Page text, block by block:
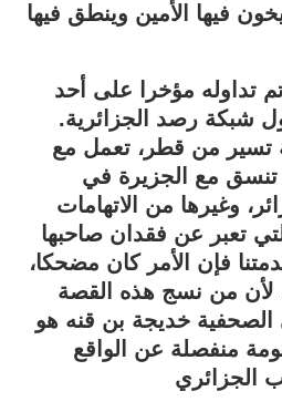
فيها الأمين وينطق فيها
تداوله مؤخرا على أحد
شبكة رصد الجزائرية.
تسير من قطر، تعمل مع
تنسق مع الجزيرة في
وغيرها من الاتهامات
تعبر عن فقدان صاحبها
فإن الأمر كان مضحكا،
لأن من نسج هذه القصة
الصحفية خديجة بن قنه هو
منفصلة عن الواقع